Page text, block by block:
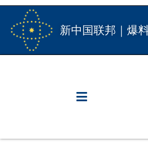
新中国联邦｜爆